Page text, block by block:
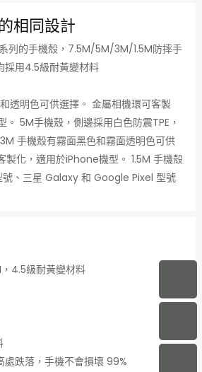
相同設計
列的手機殼，7.5M/5M/3M/1.5M防摔手
採用4.5級耐黃變材料
透明色可供選擇。 金屬相機環可客製
5M手機殼，側邊採用白色防震TPE，
手機殼有霧面黑色和霧面透明色可供
製化，適用於iPhone機型。 1.5M 手機殼
、三星 Galaxy 和 Google Pixel 型號
4.5級耐黃變材料
處跌落，手機不會損壞 99%